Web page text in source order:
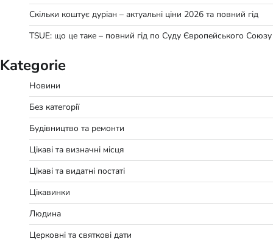
Скільки коштує дуріан – актуальні ціни 2026 та повний гід
TSUE: що це таке – повний гід по Суду Європейського Союзу
Kategorie
Новини
Без категорії
Будівництво та ремонти
Цікаві та визначні місця
Цікаві та видатні постаті
Цікавинки
Людина
Церковні та святкові дати